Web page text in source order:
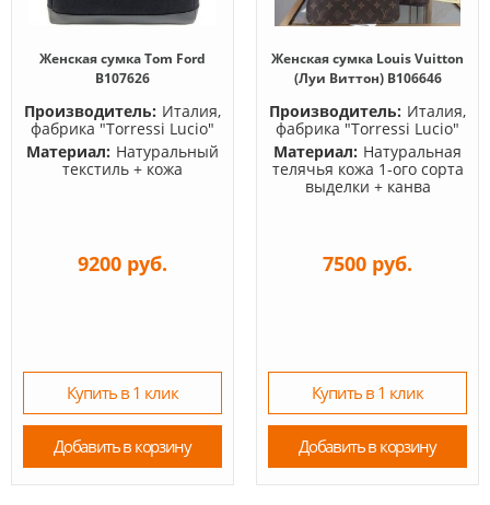
Женская сумка Tom Ford
B107626
Производитель: Италия,
фабрика "Torressi Lucio"
Материал: Натуральный
текстиль + кожа
9200 руб.
Купить в 1 клик
Добавить в корзину
Женская сумка Louis Vuitton
(Луи Виттон) B106646
Производитель: Италия,
фабрика "Torressi Lucio"
Материал: Натуральная
телячья кожа 1-ого сорта
выделки + канва
7500 руб.
Купить в 1 клик
Добавить в корзину